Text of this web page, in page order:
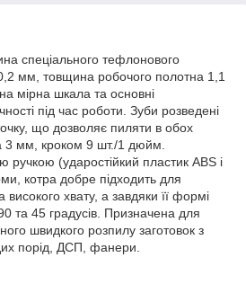
спеціального тефлонового
мм, товщина робочого полотна 1,1
мірна шкала та основні
під час роботи. Зуби розведені
що дозволяє пиляти в обох
3 мм, кроком 9 шт./1 дюйм.
(ударостійкий пластик ABS і
котра добре підходить для
хвату, а завдяки її формі
та 45 градусів. Призначена для
швидкого розпилу заготовок з
порід, ДСП, фанери.